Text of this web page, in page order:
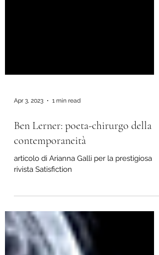
Apr 3, 2023 1 min read
Ben Lerner: poeta-chirurgo della
contemporaneità
rivista Satisfiction